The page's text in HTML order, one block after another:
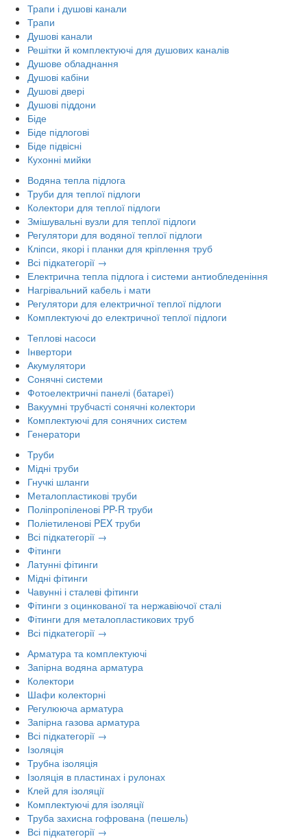
Трапи і душові канали
Трапи
Душові канали
Решітки й комплектуючі для душових каналів
Душове обладнання
Душові кабіни
Душові двері
Душові піддони
Біде
Біде підлогові
Біде підвісні
Кухонні мийки
Водяна тепла підлога
Труби для теплої підлоги
Колектори для теплої підлоги
Змішувальні вузли для теплої підлоги
Регулятори для водяної теплої підлоги
Кліпси, якорі і планки для кріплення труб
Всі підкатегорії →
Електрична тепла підлога і системи антиобледеніння
Нагрівальний кабель і мати
Регулятори для електричної теплої підлоги
Комплектуючі до електричної теплої підлоги
Теплові насоси
Інвертори
Акумулятори
Сонячні системи
Фотоелектричні панелі (батареї)
Вакуумні трубчасті сонячні колектори
Комплектуючі для сонячних систем
Генератори
Труби
Мідні труби
Гнучкі шланги
Металопластикові труби
Поліпропіленові PP-R труби
Поліетиленові PEX труби
Всі підкатегорії →
Фітинги
Латунні фітинги
Мідні фітинги
Чавунні і сталеві фітинги
Фітинги з оцинкованої та нержавіючої сталі
Фітинги для металопластикових труб
Всі підкатегорії →
Арматура та комплектуючі
Запірна водяна арматура
Колектори
Шафи колекторні
Регулююча арматура
Запірна газова арматура
Всі підкатегорії →
Ізоляція
Трубна ізоляція
Ізоляція в пластинах і рулонах
Клей для ізоляції
Комплектуючі для ізоляції
Труба захисна гофрована (пешель)
Всі підкатегорії →